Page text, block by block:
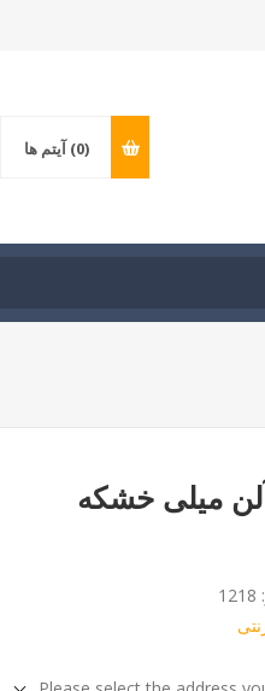
(0) آیتم ها
1218